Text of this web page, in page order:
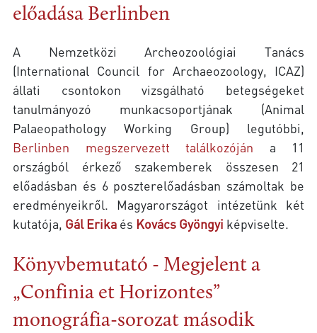
előadása Berlinben
A Nemzetközi Archeozoológiai Tanács
(International Council for Archaeozoology, ICAZ)
állati csontokon vizsgálható betegségeket
tanulmányozó munkacsoportjának (Animal
Palaeopathology Working Group) legutóbbi,
Berlinben megszervezett találkozóján a 11
országból érkező szakemberek összesen 21
előadásban és 6 poszterelőadásban számoltak be
eredményeikről. Magyarországot intézetünk két
kutatója, Gál Erika és Kovács Gyöngyi képviselte.
Könyvbemutató - Megjelent a
„Confinia et Horizontes”
monográfia-sorozat második